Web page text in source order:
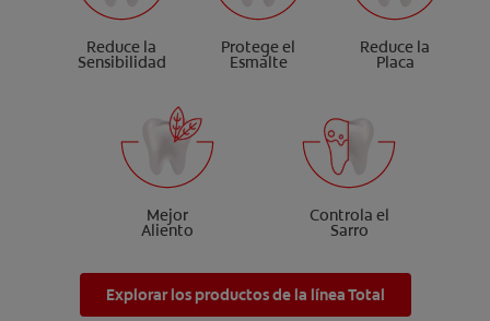
Reduce la
Sensibilidad
Protege el
Esmalte
Reduce la
Placa
Mejor
Aliento
Controla el
Sarro
Explorar los productos de la línea Total